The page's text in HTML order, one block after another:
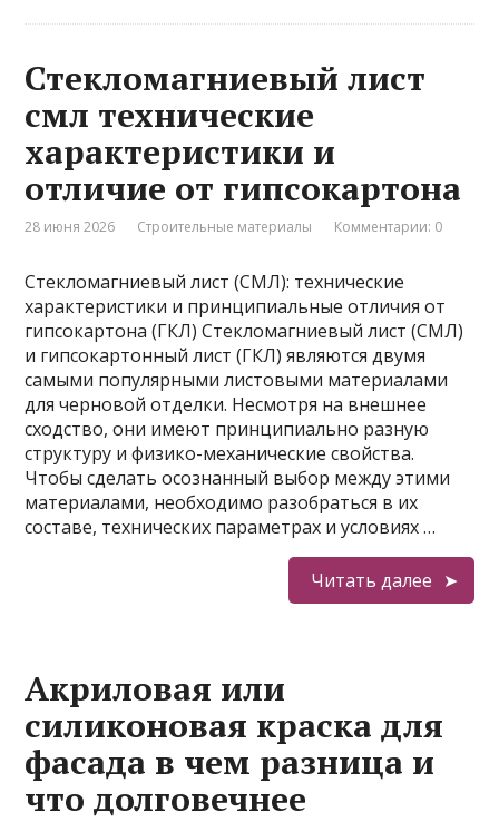
Стекломагниевый лист
смл технические
характеристики и
отличие от гипсокартона
28 июня 2026 Строительные материалы Комментарии: 0
Стекломагниевый лист (СМЛ): технические
характеристики и принципиальные отличия от
гипсокартона (ГКЛ) Стекломагниевый лист (СМЛ)
и гипсокартонный лист (ГКЛ) являются двумя
самыми популярными листовыми материалами
для черновой отделки. Несмотря на внешнее
сходство, они имеют принципиально разную
структуру и физико-механические свойства.
Чтобы сделать осознанный выбор между этими
материалами, необходимо разобраться в их
составе, технических параметрах и условиях …
Читать далее
Акриловая или
силиконовая краска для
фасада в чем разница и
что долговечнее